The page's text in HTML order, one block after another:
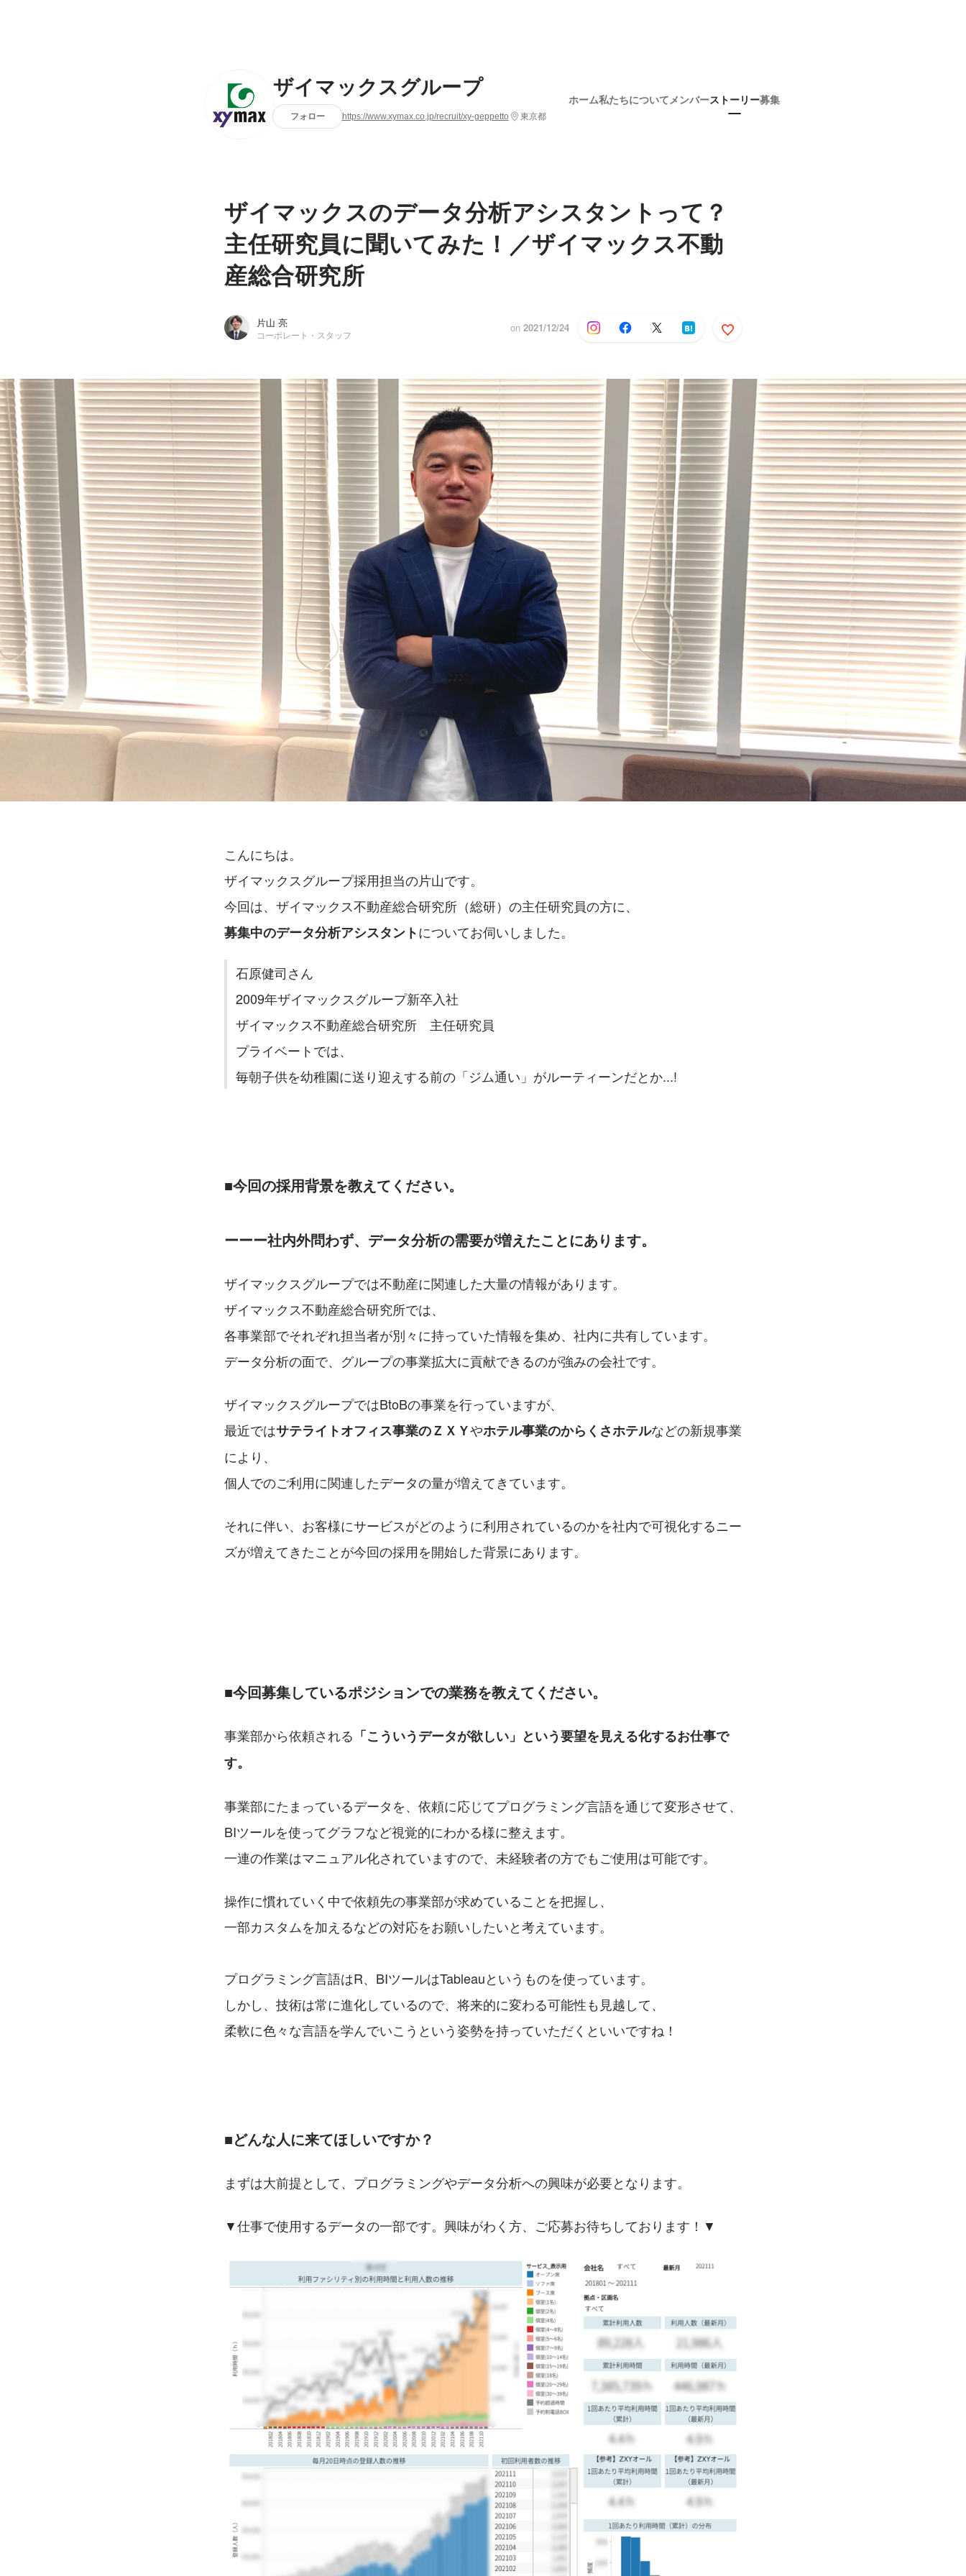
ザイマックスグループ
フォロー https://www.xymax.co.jp/recruit/xy-geppetto 東京都
ホーム私たちについて メンバーストーリー募集
ザイマックスのデータ分析アシスタントって？
主任研究員に聞いてみた！／ザイマックス不動
産総合研究所
片山 亮
コーポレート・スタッフ
on 2021/12/24
こんにちは。
ザイマックスグループ採用担当の片山です。
今回は、ザイマックス不動産総合研究所（総研）の主任研究員の方に、
募集中のデータ分析アシスタントについてお伺いしました。
石原健司さん
2009年ザイマックスグループ新卒入社
ザイマックス不動産総合研究所　主任研究員
プライベートでは、
毎朝子供を幼稚園に送り迎えする前の「ジム通い」がルーティーンだとか...!
■今回の採用背景を教えてください。
ーーー社内外問わず、データ分析の需要が増えたことにあります。
ザイマックスグループでは不動産に関連した大量の情報があります。
ザイマックス不動産総合研究所では、
各事業部でそれぞれ担当者が別々に持っていた情報を集め、社内に共有しています。
データ分析の面で、グループの事業拡大に貢献できるのが強みの会社です。
ザイマックスグループではBtoBの事業を行っていますが、
最近ではサテライトオフィス事業のＺＸＹやホテル事業のからくさホテルなどの新規事業
により、
個人でのご利用に関連したデータの量が増えてきています。
それに伴い、お客様にサービスがどのように利用されているのかを社内で可視化するニー
ズが増えてきたことが今回の採用を開始した背景にあります。
■今回募集しているポジションでの業務を教えてください。
事業部から依頼される 「こういうデータが欲しい」という要望を見える化するお仕事で
す。
事業部にたまっているデータを、依頼に応じてプログラミング言語を通じて変形させて、
BIツールを使ってグラフなど視覚的にわかる様に整えます。
一連の作業はマニュアル化されていますので、未経験者の方でもご使用は可能です。
操作に慣れていく中で依頼先の事業部が求めていることを把握し、
一部カスタムを加えるなどの対応をお願いしたいと考えています。
プログラミング言語はR、BIツールはTableauというものを使っています。
しかし、技術は常に進化しているので、将来的に変わる可能性も見越して、
柔軟に色々な言語を学んでいこうという姿勢を持っていただくといいですね！
■どんな人に来てほしいですか？
まずは大前提として、プログラミングやデータ分析への興味が必要となります。
▼仕事で使用するデータの一部です。興味がわく方、ご応募お待ちしております！▼
片山 亮
ザイマックスグループ / コーポレート・スタッフ